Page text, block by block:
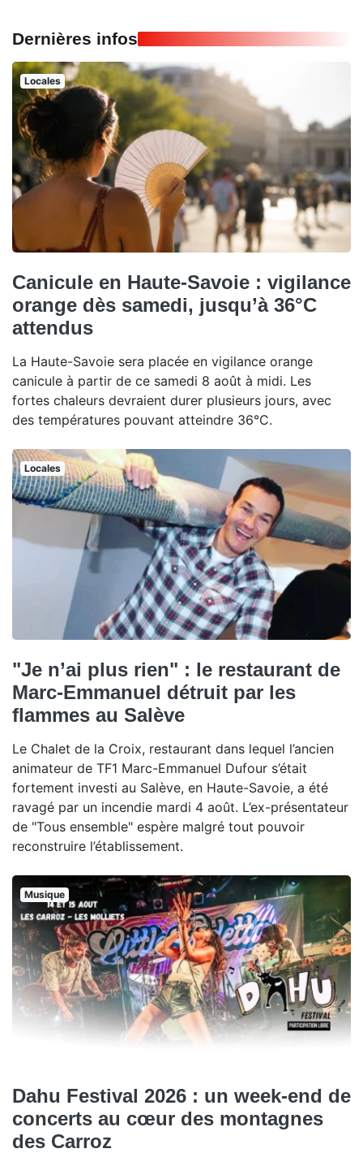
Dernières infos
Locales
Canicule en Haute-Savoie : vigilance
orange dès samedi, jusqu’à 36°C
attendus
La Haute-Savoie sera placée en vigilance orange
canicule à partir de ce samedi 8 août à midi. Les
fortes chaleurs devraient durer plusieurs jours, avec
des températures pouvant atteindre 36°C.
Locales
"Je n’ai plus rien" : le restaurant de
Marc-Emmanuel détruit par les
flammes au Salève
Le Chalet de la Croix, restaurant dans lequel l’ancien
animateur de TF1 Marc-Emmanuel Dufour s’était
fortement investi au Salève, en Haute-Savoie, a été
ravagé par un incendie mardi 4 août. L’ex-présentateur
de "Tous ensemble" espère malgré tout pouvoir
reconstruire l’établissement.
Musique
Dahu Festival 2026 : un week-end de
concerts au cœur des montagnes
des Carroz